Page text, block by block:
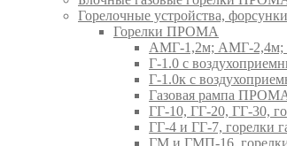
Горелочные устройства,
Горелки ПРОМА
АМГ-1,2м; АМГ-2,4м;
Г-1.0 с
Г-1.0к с
Газовая рампа
ГГ-10, ГГ-20, ГГ-30,
ГГ-4 и ГГ-7, горелки
ГМ и ГМП-16,